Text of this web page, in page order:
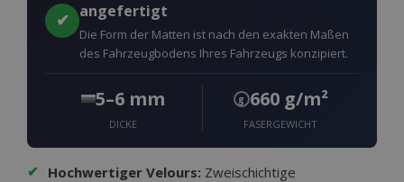
✔ angefertigt
Die Form der Matten ist nach den exakten Maßen
des Fahrzeugbodens Ihres Fahrzeugs konzipiert.
5–6 mm
DICKE
g 660 g/m²
FASERGEWICHT
✔ Hochwertiger Velours: Zweischichtige